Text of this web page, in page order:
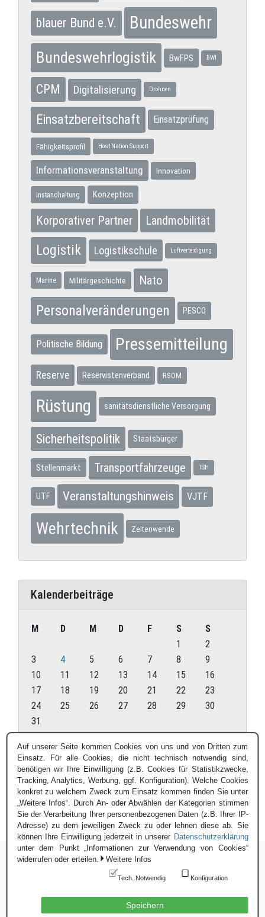
blauer Bund e.V. Bundeswehr
Bundeswehrlogistik BwFPS BWI
CPM Digitalisierung Drohnen
Einsatzbereitschaft Einsatzprüfung
Fähigkeitsprofil Host Nation Support
Informationsveranstaltung Innovation
Instandhaltung Konzeption
Korporativer Partner Landmobilität
Logistik Logistikschule Luftverteidigung
Marine Militärgeschichte Nato
Personalveränderungen PESCO
Politische Bildung Pressemitteilung
Reserve Reservistenverband RSOM
Rüstung sanitätsdienstliche Versorgung
Sicherheitspolitik Staatsbürger
Stellenmarkt Transportfahrzeuge TSH
UTF Veranstaltungshinweis VJTF
Wehrtechnik Zeitenwende
Kalenderbeiträge
August 2026
M D M D F S
S
1
2
3
4 5 6 7 8
9
10
11 12 13 14 15
16
17
18 19 20 21 22
23
24
25 26 27 28 29
30
31
« Juli
© Blauer Bund e.V. - 2026
Auf unserer Seite kommen Cookies von uns und von Dritten zum
Einsatz. Für alle Cookies, die nicht technisch notwendig sind,
benötigen wir Ihre Einwilligung (z.B. Cookies für Statistikzwecke,
Tracking, Analytics, Werbung, ggf. Konfiguration). Welche Cookies
konkret zu welchem Zweck zum Einsatz kommen finden Sie unter
„Weitere Infos“. Durch An- oder Abwählen der Kategorien stimmen
Sie der Verarbeitung Ihrer personenbezogenen Daten (z.B. Ihrer IP-
Adresse) zu dem jeweiligen Zweck zu oder lehnen diese ab. Sie
können Ihre Einwilligung jederzeit in unserer Datenschutzerklärung
unter dem Punkt „Informationen zur Verwendung von Cookies“
widerrufen oder erteilen.
Weitere Infos
Tech. Notwendig Konfiguration
Speichern